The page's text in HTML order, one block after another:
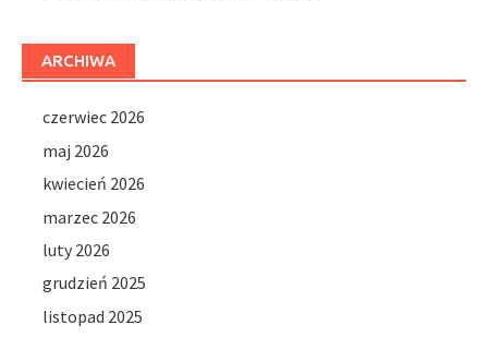
ARCHIWA
czerwiec 2026
maj 2026
kwiecień 2026
marzec 2026
luty 2026
grudzień 2025
listopad 2025